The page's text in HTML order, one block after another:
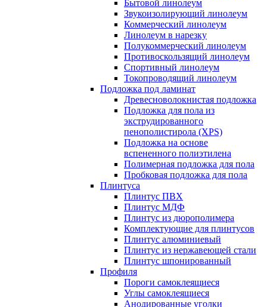
Бытовой линолеум
Звукоизолирующий линолеум
Коммерческий линолеум
Линолеум в нарезку
Полукоммерческий линолеум
Противоскользящий линолеум
Спортивный линолеум
Токопроводящий линолеум
Подложка под ламинат
Древесноволокнистая подложка
Подложка для пола из
экструдированного
пенополистирола (XPS)
Подложка на основе
вспененного полиэтилена
Полимерная подложка для пола
Пробковая подложка для пола
Плинтуса
Плинтус ПВХ
Плинтус МДФ
Плинтус из дюрополимера
Комплектующие для плинтусов
Плинтус алюминиевый
Плинтус из нержавеющей стали
Плинтус шпонированный
Профиля
Пороги самоклеящиеся
Углы самоклеящиеся
Анодированные уголки